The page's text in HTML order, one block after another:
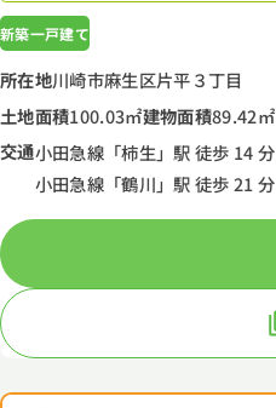
新築一戸建て
所在地川崎市麻生区片平３丁目
土地面積100.03㎡建物面積89.42㎡
交通小田急線「柿生」駅 徒歩 14 分
小田急線「鶴川」駅 徒歩 21 分